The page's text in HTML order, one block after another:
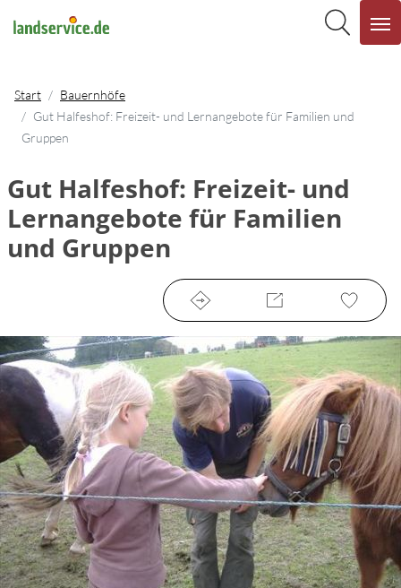
Start
Bauernhöfe
Gut Halfeshof: Freizeit- und Lernangebote für Familien und
Gruppen
Gut Halfeshof: Freizeit- und
Lernangebote für Familien
und Gruppen